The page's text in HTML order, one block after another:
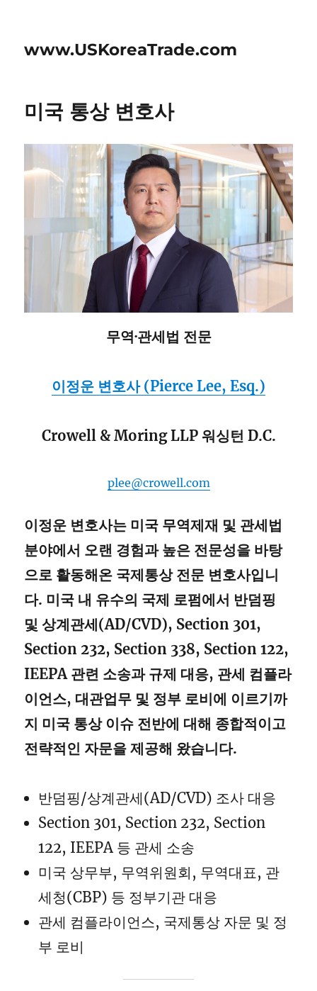
www.USKoreaTrade.com
미국 통상 변호사
무역·관세법 전문
이정운 변호사 (Pierce Lee, Esq.)
Crowell & Moring LLP 워싱턴 D.C.
plee@crowell.com
이정운 변호사는 미국 무역제재 및 관세법
분야에서 오랜 경험과 높은 전문성을 바탕
으로 활동해온 국제통상 전문 변호사입니
다. 미국 내 유수의 국제 로펌에서 반덤핑
및 상계관세(AD/CVD), Section 301,
Section 232, Section 338, Section 122,
IEEPA 관련 소송과 규제 대응, 관세 컴플라
이언스, 대관업무 및 정부 로비에 이르기까
지 미국 통상 이슈 전반에 대해 종합적이고
전략적인 자문을 제공해 왔습니다.
반덤핑/상계관세(AD/CVD) 조사 대응
Section 301, Section 232, Section
122, IEEPA 등 관세 소송
미국 상무부, 무역위원회, 무역대표, 관
세청(CBP) 등 정부기관 대응
관세 컴플라이언스, 국제통상 자문 및 정
부 로비